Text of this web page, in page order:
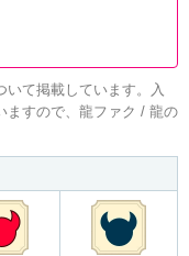
いて掲載しています。入
ますので、龍ファク / 龍の